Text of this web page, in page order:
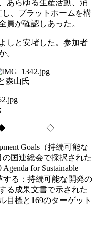
あらゆる生産活動、消
、プラットホームを構
員が確認しあった。
しと安堵した。参加者
。
森山氏
◇
Goals（持続可能な
国連総会で採択された
Agenda for Sustainable
する：持続可能な開発の
る成果文書で示された
目標と169のターゲット